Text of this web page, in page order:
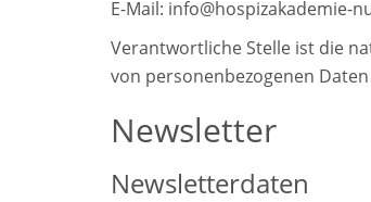
E-Mail: info@hospizakademie-
Verantwortliche Stelle ist die
von personenbezogenen Daten
Newsletter
Newsletterdaten